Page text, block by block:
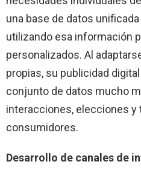
una base de datos
utilizando esa información
personalizados. Al
propias, su publicidad
conjunto de datos mucho
interacciones, elecciones y
consumidores.
Desarrollo de canales de